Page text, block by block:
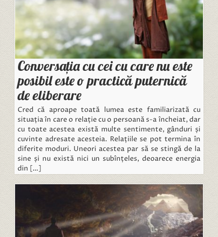
Conversația cu cei cu care nu este
posibil este o practică puternică
de eliberare
Cred că aproape toată lumea este familiarizată cu
situația în care o relație cu o persoană s-a încheiat, dar
cu toate acestea există multe sentimente, gânduri și
cuvinte adresate acesteia. Relațiile se pot termina în
diferite moduri. Uneori acestea par să se stingă de la
sine și nu există nici un subînțeles, deoarece energia
din […]